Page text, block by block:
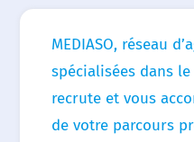
MEDIASO, réseau
spécialisées dans
recrute et vous
de votre parcours